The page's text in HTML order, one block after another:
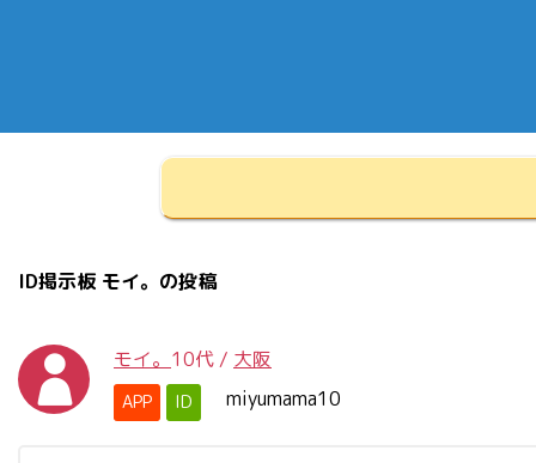
ID掲示板 モイ。の投稿
モイ。 10代 / 大阪
APP ID miyumama10